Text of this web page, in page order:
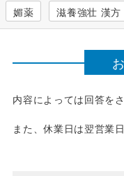
媚薬
滋養強壮 漢方
内容によっては回答を
また、休業日は翌営業